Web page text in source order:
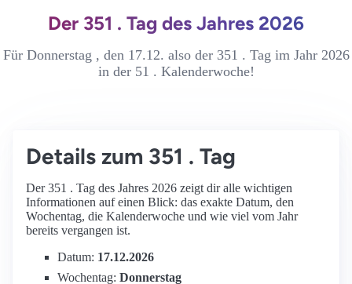
Der 351 . Tag des Jahres 2026
Für Donnerstag , den 17.12. also der 351 . Tag im Jahr 2026
in der 51 . Kalenderwoche!
Details zum 351 . Tag
Der 351 . Tag des Jahres 2026 zeigt dir alle wichtigen
Informationen auf einen Blick: das exakte Datum, den
Wochentag, die Kalenderwoche und wie viel vom Jahr
bereits vergangen ist.
Datum: 17.12.2026
Wochentag: Donnerstag